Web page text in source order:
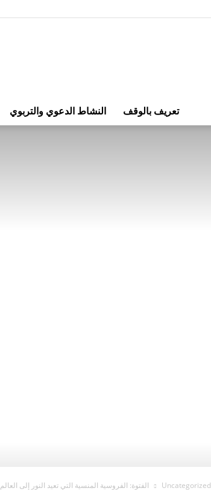
النشاط الدعوي والتربوي تعريف بالوقف
Uncategorized الفتوة: الفروسية المنسية التي تعيد النور إلى العالم